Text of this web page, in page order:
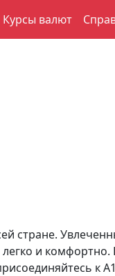
Курсы валют
стране.
и комфортно.
к